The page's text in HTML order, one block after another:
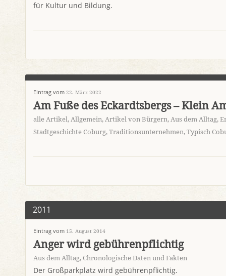
für Kultur und Bildung.
Eintrag vom 22. März 2022
Am Fuße des Eckardtsbergs – Klein
alle Artikel, Allgemein, Artikel von Bürgern, Aus dem Alltag,
Stadtgeschichte Coburg, Traditionsunternehmen, Typisch
2011
Eintrag vom 15. August 2014
Anger wird gebührenpflichtig
Aus dem Alltag, Chronologische Daten und Fakten
Der Großparkplatz wird gebührenpflichtig.